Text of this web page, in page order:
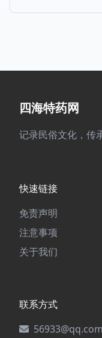
四海特药网
记录民俗文化，传
快速链接
免责声明
注意事项
关于我们
联系方式
56933@qq.com